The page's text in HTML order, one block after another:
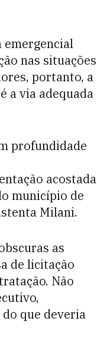
emergencial
nas situações
portanto, a
a via adequada
profundidade
acostada
município de
Milani.
as
de licitação
Não
que deveria